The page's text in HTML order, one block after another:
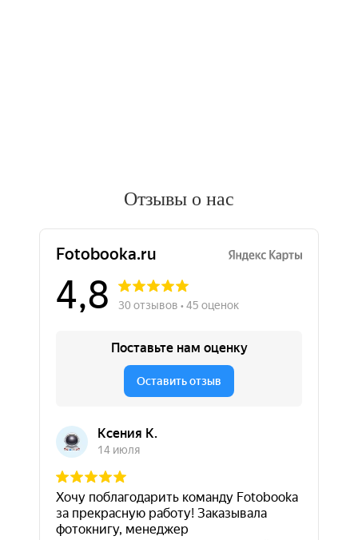
Отзывы о нас